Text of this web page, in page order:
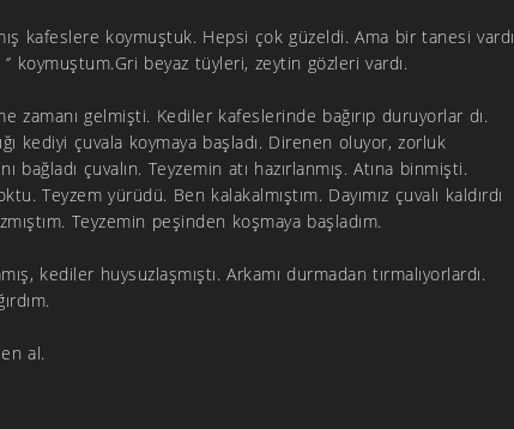
kafeslere koymuştuk. Hepsi çok güzeldi. Ama bir tanesi vardı
koymuştum.Gri beyaz tüyleri, zeytin gözleri vardı.
zamanı gelmişti. Kediler kafeslerinde bağırıp duruyorlar dı.
kediyi çuvala koymaya başladı. Direnen oluyor, zorluk
bağladı çuvalın. Teyzemin atı hazırlanmış. Atına binmişti.
Teyzem yürüdü. Ben kalakalmıştım. Dayımız çuvalı kaldırdı
Teyzemin peşinden koşmaya başladım.
kediler huysuzlaşmıştı. Arkamı durmadan tırmalıyorlardı.
al.